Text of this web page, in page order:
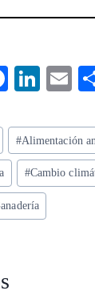
F
eb
o
o
k
Li
ke
dI
n
E
ai
l
#Alimentación
#Cambio